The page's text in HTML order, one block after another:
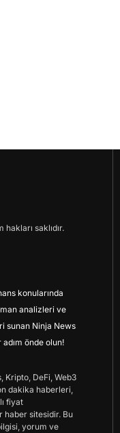
saklıdır.
konularında
analizleri ve
sunan Ninja News
önde olun!
Kripto, DeFi, Web3
dakika haberleri,
fiyat
haber sitesidir. Bu
yorum ve